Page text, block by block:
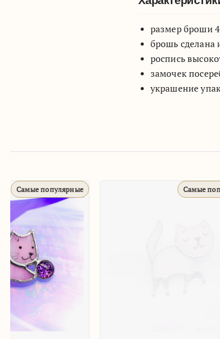
размер броши
брошь сделана
роспись
замочек
украшение